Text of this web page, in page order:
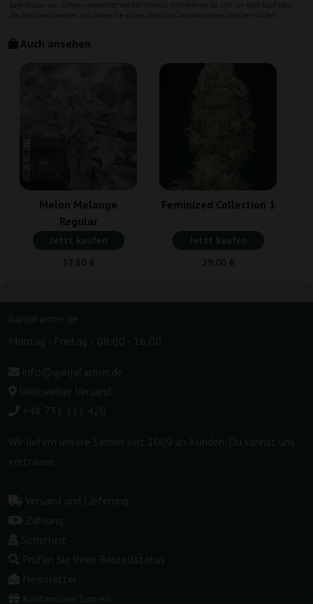
Auch ansehen
Melon Melange
Regular
Jetzt kaufen
52,80 €
Feminized Collection 1
Jetzt kaufen
29,00 €
GanjaFarmer.de
Montag - Freitag / 08:00 - 16:00
info@ganjafarmer.de
Weltweiter Versand
+48 731 111 420
Wir liefern unsere Samen seit 2009 an Kunden. Du kannst uns
vertrauen.
Versand und Lieferung
Zahlung
Sicherheit
Prüfen Sie Ihren Bestellstatus
Newsletter
Kostenlose Samen